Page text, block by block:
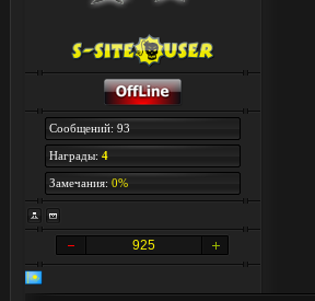
Сообщений: 93
Награды: 4
Замечания: 0%
925